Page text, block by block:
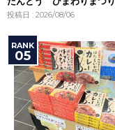
投稿日 : 2026/08/06